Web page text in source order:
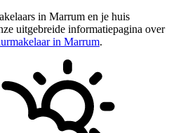
in Marrum en je huis
uitgebreide informatiepagina over
in Marrum.